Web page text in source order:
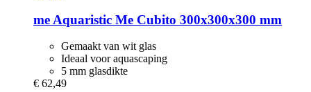
me Aquaristic Me Cubito 300x300x300 mm
Gemaakt van wit glas
Ideaal voor aquascaping
5 mm glasdikte
€ 62,49